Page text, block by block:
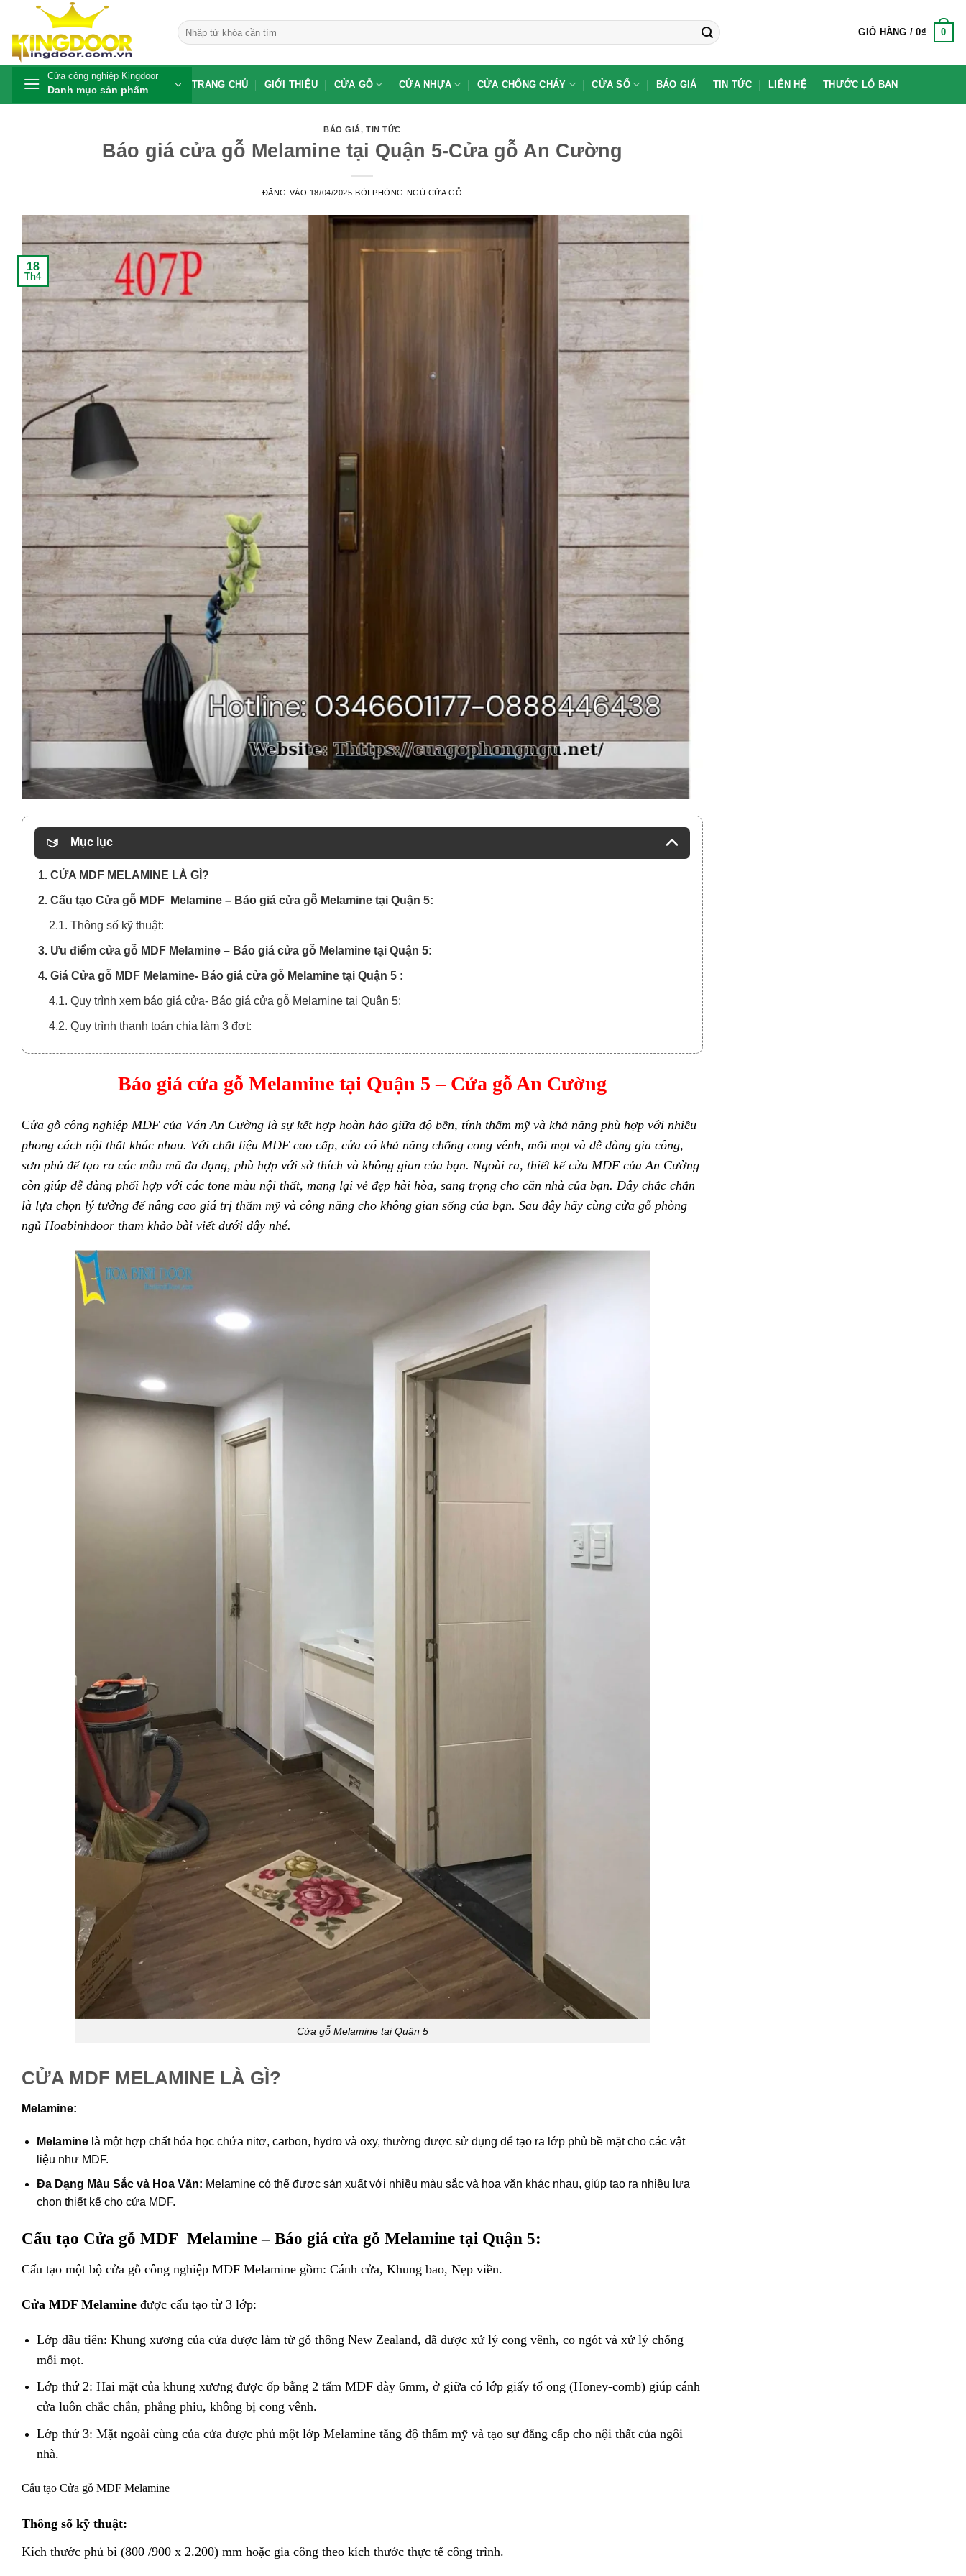
nội
dung
Tìm
kiếm:
GIỎ HÀNG /0₫ 0
Cửa công nghiệp Kingdoor
Danh mục sản phẩm TRANG CHỦ GIỚI THIỆU CỬA GỖ CỬA NHỰA CỬA CHỐNG CHÁY CỬA SỔ BÁO GIÁ TIN TỨC LIÊN HỆ THƯỚC LỖ BAN
BÁO GIÁ,TIN TỨC
Báo giá cửa gỗ Melamine tại Quận 5-Cửa gỗ An Cường
ĐĂNG VÀO 18/04/2025 BỞIPHÒNG NGỦ CỬA GỖ
18
Th4
Mục lục
1. CỬA MDF MELAMINE LÀ GÌ?
2. Cấu tạo Cửa gỗ MDF Melamine – Báo giá cửa gỗ Melamine tại Quận 5:
2.1. Thông số kỹ thuật:
3. Ưu điểm cửa gỗ MDF Melamine – Báo giá cửa gỗ Melamine tại Quận 5:
4. Giá Cửa gỗ MDF Melamine- Báo giá cửa gỗ Melamine tại Quận 5 :
4.1. Quy trình xem báo giá cửa- Báo giá cửa gỗ Melamine tại Quận 5:
4.2. Quy trình thanh toán chia làm 3 đợt:
Báo giá cửa gỗ Melamine tại Quận 5 – Cửa gỗ An Cường
Cửa gỗ công nghiệp MDF của Ván An Cường là sự kết hợp hoàn hảo giữa độ bền, tính thẩm mỹ và khả năng phù hợp với nhiều
phong cách nội thất khác nhau. Với chất liệu MDF cao cấp, cửa có khả năng chống cong vênh, mối mọt và dễ dàng gia công,
sơn phủ để tạo ra các mẫu mã đa dạng, phù hợp với sở thích và không gian của bạn. Ngoài ra, thiết kế cửa MDF của An Cường
còn giúp dễ dàng phối hợp với các tone màu nội thất, mang lại vẻ đẹp hài hòa, sang trọng cho căn nhà của bạn. Đây chắc chắn
là lựa chọn lý tưởng để nâng cao giá trị thẩm mỹ và công năng cho không gian sống của bạn. Sau đây hãy cùng cửa gỗ phòng
ngủ Hoabinhdoor tham khảo bài viết dưới đây nhé.
Cửa gỗ Melamine tại Quận 5
CỬA MDF MELAMINE LÀ GÌ?
Melamine:
Melaminelà một hợp chất hóa học chứa nitơ, carbon, hydro và oxy, thường được sử dụng để tạo ra lớp phủ bề mặt cho các vật
liệu như MDF.
Đa Dạng Màu Sắc và Hoa Văn: Melamine có thể được sản xuất với nhiều màu sắc và hoa văn khác nhau, giúp tạo ra nhiều lựa
chọn thiết kế cho cửa MDF.
Cấu tạo Cửa gỗ MDF Melamine – Báo giá cửa gỗ Melamine tại Quận 5:
Cấu tạo một bộ cửa gỗ công nghiệp MDF Melamine gồm: Cánh cửa, Khung bao, Nẹp viền.
Cửa MDF Melamine được cấu tạo từ 3 lớp:
Lớp đầu tiên: Khung xương của cửa được làm từ gỗ thông New Zealand, đã được xử lý cong vênh, co ngót và xử lý chống
mối mọt.
Lớp thứ 2: Hai mặt của khung xương được ốp bằng 2 tấm MDF dày 6mm, ở giữa có lớp giấy tổ ong (Honey-comb) giúp cánh
cửa luôn chắc chắn, phẳng phiu, không bị cong vênh.
Lớp thứ 3: Mặt ngoài cùng của cửa được phủ một lớp Melamine tăng độ thẩm mỹ và tạo sự đẳng cấp cho nội thất của ngôi
nhà.
Cấu tạo Cửa gỗ MDF Melamine
Thông số kỹ thuật:
Kích thước phủ bì (800 /900 x 2.200) mm hoặc gia công theo kích thước thực tế công trình.